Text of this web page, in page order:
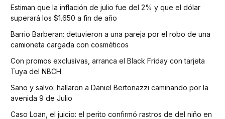
Estiman que la inflación de julio fue del 2% y que el dólar
superará los $1.650 a fin de año
Barrio Barberan: detuvieron a una pareja por el robo de una
camioneta cargada con cosméticos
Con promos exclusivas, arranca el Black Friday con tarjeta
Tuya del NBCH
Sano y salvo: hallaron a Daniel Bertonazzi caminando por la
avenida 9 de Julio
Caso Loan, el juicio: el perito confirmó rastros de del niño en